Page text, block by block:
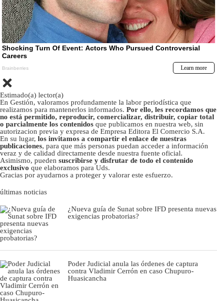
Estimado(a) lector(a)
En Gestión, valoramos profundamente la labor periodística que
realizamos para mantenerlos informados. Por ello, les recordamos que
no está permitido, reproducir, comercializar, distribuir, copiar total
o parcialmente los contenidos que publicamos en nuestra web, sin
autorizacion previa y expresa de Empresa Editora El Comercio S.A.
En su lugar, los invitamos a compartir el enlace de nuestras
publicaciones, para que más personas puedan acceder a información
veraz y de calidad directamente desde nuestra fuente oficial.
Asimismo, pueden suscribirse y disfrutar de todo el contenido
exclusivo que elaboramos para Uds.
Gracias por ayudarnos a proteger y valorar este esfuerzo.
últimas noticias
¿Nueva guía de Sunat sobre IFD presenta nuevas
exigencias probatorias?
Poder Judicial anula las órdenes de captura
contra Vladimir Cerrón en caso Chupuro-
Huasicancha